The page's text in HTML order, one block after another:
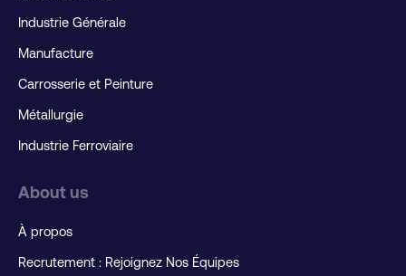
Industrie Générale
Manufacture
Carrosserie et Peinture
Métallurgie
Industrie Ferroviaire
About us
À propos
Recrutement : Rejoignez Nos Équipes